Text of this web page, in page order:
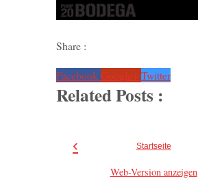
Share :
Facebook Google+ Twitter
Related Posts :
‹ Startseite
Web-Version anzeigen